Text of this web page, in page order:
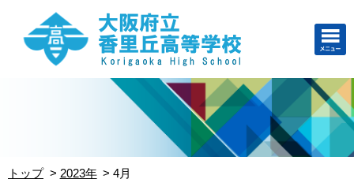
トップ 2023年 4月